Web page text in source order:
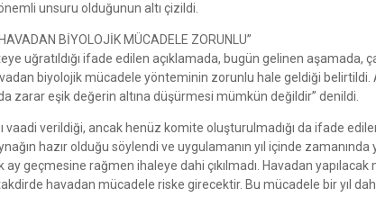
unsuru olduğunun altı çizildi.
BİYOLOJİK MÜCADELE ZORUNLU”
uğratıldığı ifade edilen açıklamada, bugün gelinen aşamada,
biyolojik mücadele yönteminin zorunlu hale geldiği belirtildi.
zarar eşik değerin altına düşürmesi mümkün değildir” denildi.
verildiği, ancak henüz komite oluşturulmadığı da ifade
hazır olduğu söylendi ve uygulamanın yıl içinde zamanında
geçmesine rağmen ihaleye dahi çıkılmadı. Havadan yapılacak
havadan mücadele riske girecektir. Bu mücadele bir yıl